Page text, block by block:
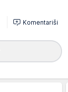
Komentariši